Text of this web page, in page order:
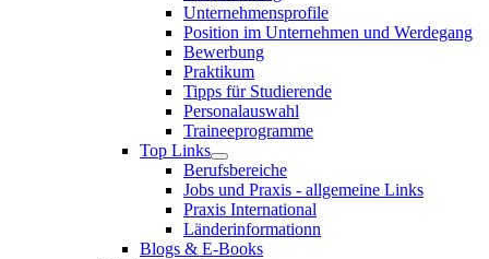
Unternehmensprofile
Position im Unternehmen und Werdegang
Bewerbung
Praktikum
Tipps für Studierende
Personalauswahl
Traineeprogramme
Top Links
Berufsbereiche
Jobs und Praxis - allgemeine Links
Praxis International
Länderinformationn
Blogs & E-Books